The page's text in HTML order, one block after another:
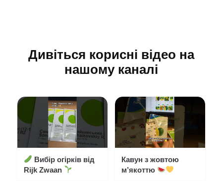
Дивіться корисні відео на
нашому каналі
Вибір огірків від
Rijk Zwaan
Кавун з жовтою
м’якоттю